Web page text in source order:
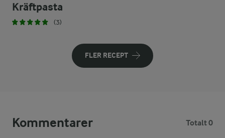
Kräftpasta
(3)
FLER RECEPT
Kommentarer Totalt 0